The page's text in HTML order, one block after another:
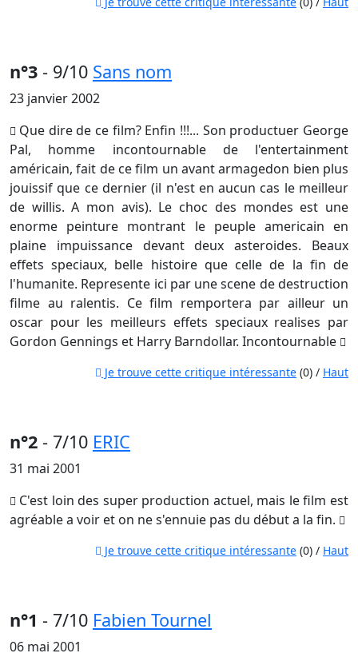
n°3 - 9/10 Sans nom
23 janvier 2002
Que dire de ce film? Enfin !!!... Son productuer George
Pal, homme incontournable de l'entertainment
américain, fait de ce film un avant armagedon bien plus
jouissif que ce dernier (il n'est en aucun cas le meilleur
de willis. A mon avis). Le choc des mondes est une
enorme peinture montrant le peuple americain en
plaine impuissance devant deux asteroides. Beaux
effets speciaux, belle histoire que celle de la fin de
l'humanite. Represente ici par une scene de destruction
filme au ralentis. Ce film remportera par ailleur un
oscar pour les meilleurs effets speciaux realises par
Gordon Gennings et Harry Barndollar. Incontournable
Je trouve cette critique intéressante (0) / Haut
n°2 - 7/10 ERIC
31 mai 2001
C'est loin des super production actuel, mais le film est
agréable a voir et on ne s'ennuie pas du début a la fin.
Je trouve cette critique intéressante (0) / Haut
n°1 - 7/10 Fabien Tournel
06 mai 2001